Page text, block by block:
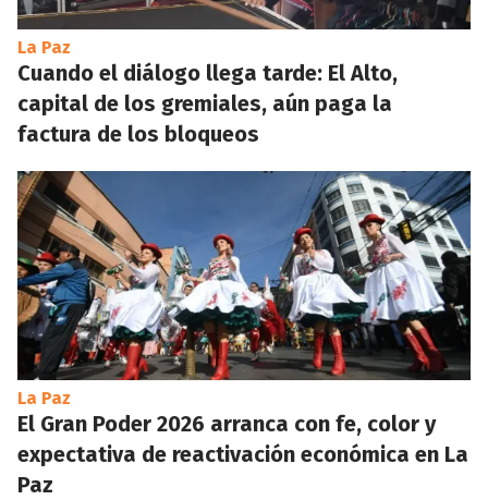
La Paz
Cuando el diálogo llega tarde: El Alto,
capital de los gremiales, aún paga la
factura de los bloqueos
La Paz
El Gran Poder 2026 arranca con fe, color y
expectativa de reactivación económica en La
Paz